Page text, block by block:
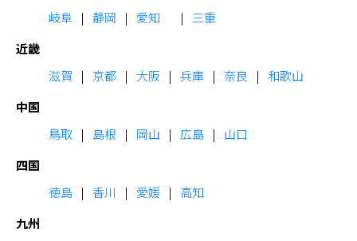
岐阜
静岡 愛知
三重
近畿
滋賀
京都 大阪 兵庫 奈良
和歌山
中国
鳥取
島根 岡山 広島
山口
四国
徳島
香川 愛媛
高知
九州